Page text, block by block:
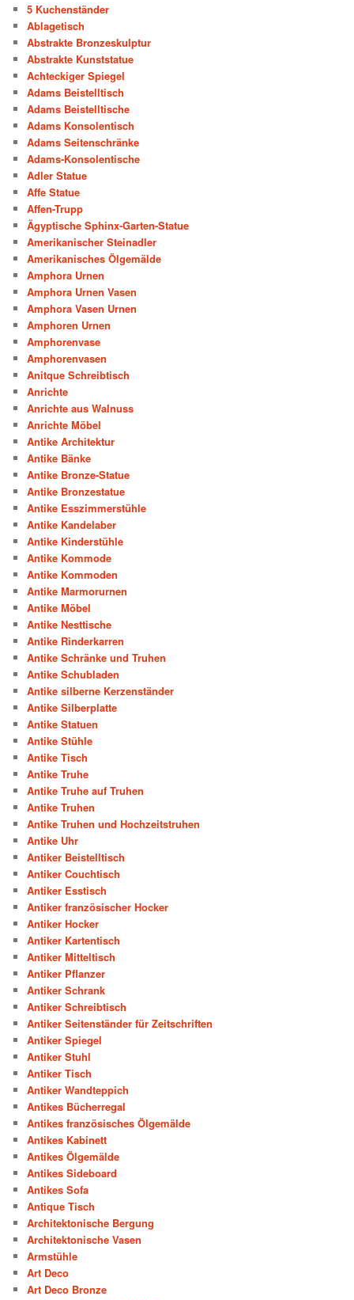
5 Kuchenständer
Ablagetisch
Abstrakte Bronzeskulptur
Abstrakte Kunststatue
Achteckiger Spiegel
Adams Beistelltisch
Adams Beistelltische
Adams Konsolentisch
Adams Seitenschränke
Adams-Konsolentische
Adler Statue
Affe Statue
Affen-Trupp
Ägyptische Sphinx-Garten-Statue
Amerikanischer Steinadler
Amerikanisches Ölgemälde
Amphora Urnen
Amphora Urnen Vasen
Amphora Vasen Urnen
Amphoren Urnen
Amphorenvase
Amphorenvasen
Anitque Schreibtisch
Anrichte
Anrichte aus Walnuss
Anrichte Möbel
Antike Architektur
Antike Bänke
Antike Bronze-Statue
Antike Bronzestatue
Antike Esszimmerstühle
Antike Kandelaber
Antike Kinderstühle
Antike Kommode
Antike Kommoden
Antike Marmorurnen
Antike Möbel
Antike Nesttische
Antike Rinderkarren
Antike Schränke und Truhen
Antike Schubladen
Antike silberne Kerzenständer
Antike Silberplatte
Antike Statuen
Antike Stühle
Antike Tisch
Antike Truhe
Antike Truhe auf Truhen
Antike Truhen
Antike Truhen und Hochzeitstruhen
Antike Uhr
Antiker Beistelltisch
Antiker Couchtisch
Antiker Esstisch
Antiker französischer Hocker
Antiker Hocker
Antiker Kartentisch
Antiker Mitteltisch
Antiker Pflanzer
Antiker Schrank
Antiker Schreibtisch
Antiker Seitenständer für Zeitschriften
Antiker Spiegel
Antiker Stuhl
Antiker Tisch
Antiker Wandteppich
Antikes Bücherregal
Antikes französisches Ölgemälde
Antikes Kabinett
Antikes Ölgemälde
Antikes Sideboard
Antikes Sofa
Antique Tisch
Architektonische Bergung
Architektonische Vasen
Armstühle
Art Deco
Art Deco Bronze